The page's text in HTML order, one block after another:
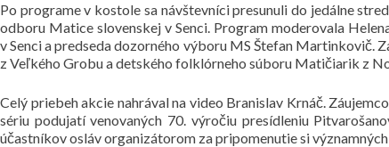
Po programe v kostole sa návštevníci presunuli do jedálne
odboru Matice slovenskej v Senci. Program moderovala
v Senci a predseda dozorného výboru MS Štefan Martinkovič.
z Veľkého Grobu a detského folklórneho súboru Matičiarik z
Celý priebeh akcie nahrával na video Branislav Krnáč.
sériu podujatí venovaných 70. výročiu presídleniu
účastníkov osláv organizátorom za pripomenutie si